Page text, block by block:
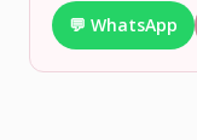
💬 WhatsApp